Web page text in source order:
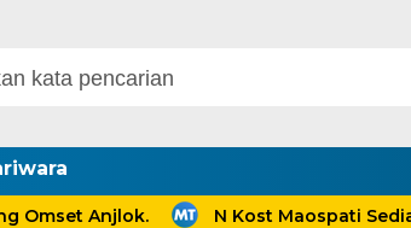
Anjlok. N Kost Maospati Sediakan